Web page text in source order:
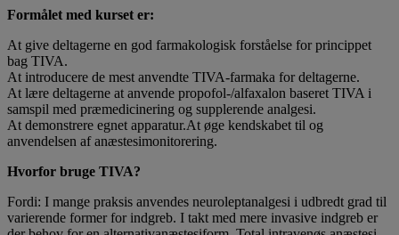
Formålet med kurset er:
At give deltagerne en god farmakologisk forståelse for princippet
bag TIVA.
At introducere de mest anvendte TIVA-farmaka for deltagerne.
At lære deltagerne at anvende propofol-/alfaxalon baseret TIVA i
samspil med præmedicinering og supplerende analgesi.
At demonstrere egnet apparatur.At øge kendskabet til og
anvendelsen af anæstesimonitorering.
Hvorfor bruge TIVA?
Fordi: I mange praksis anvendes neuroleptanalgesi i udbredt grad til
varierende former for indgreb. I takt med mere invasive indgreb er